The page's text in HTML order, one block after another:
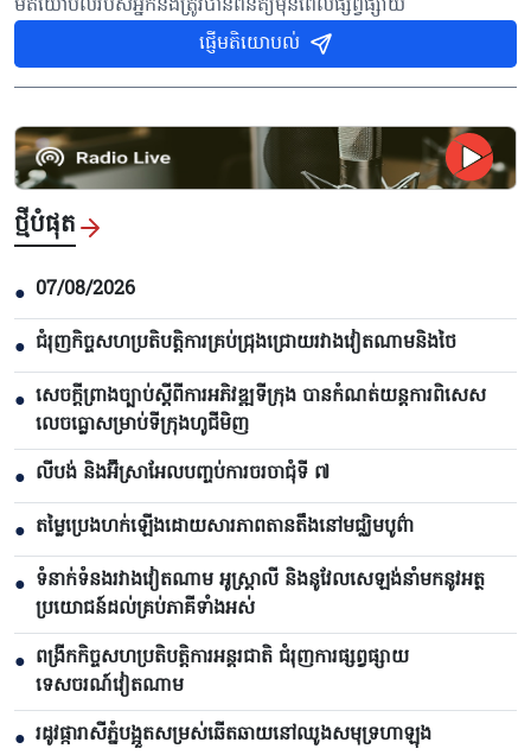
ផ្ញើមតិយោបល់
ថ្មីបំផុត
● 07/08/2026
● ជំរុញកិច្ចសហប្រតិបត្តិការគ្រប់ជ្រុងជ្រោយរវាងវៀតណាមនិងថៃ
● សេចក្តីព្រាងច្បាប់ស្តីពីការអភិវឌ្ឍទីក្រុង បាន​កំណត់យន្តការពិសេស
លេចធ្លោសម្រាប់ទីក្រុងហូជីមិញ
● លីបង់ និងអ៊ីស្រាអែលបញ្ចប់ការចរចាជុំទី ៧​
● តម្លៃប្រេងហក់ឡើងដោយសារភាពតានតឹងនៅមជ្ឈិមបូព៌ា
● ទំនាក់ទំនងរវាងវៀតណាម អូស្ត្រាលី និងនូវែលសេឡង់នាំមកនូវអត្ថ
ប្រយោជន៍ដល់គ្រប់ភាគីទាំងអស់
● ពង្រីកកិច្ចសហប្រតិបត្តិការអន្តរជាតិ ជំរុញការផ្សព្វផ្សាយ
ទេសចរណ៍វៀតណាម
● រដូវផ្ការាសីភ្នំបង្អួតសម្រស់ឆើតឆាយនៅឈូងសមុទ្រហាឡុង